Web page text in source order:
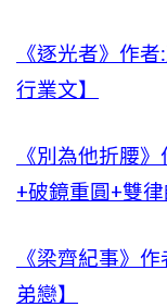
《逐光者》作
行業文】
《別為他折腰
+破鏡重圓+雙律
《梁齊紀事》
弟戀】